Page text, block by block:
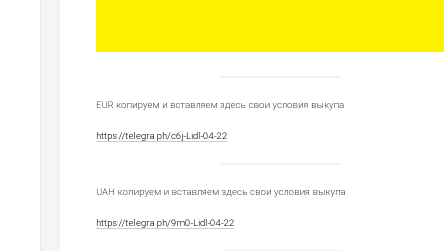
EUR копируем и вставляем здесь свои условия выкупа
https://telegra.ph/c6j-Lidl-04-22
UAH копируем и вставляем здесь свои условия выкупа
https://telegra.ph/9m0-Lidl-04-22